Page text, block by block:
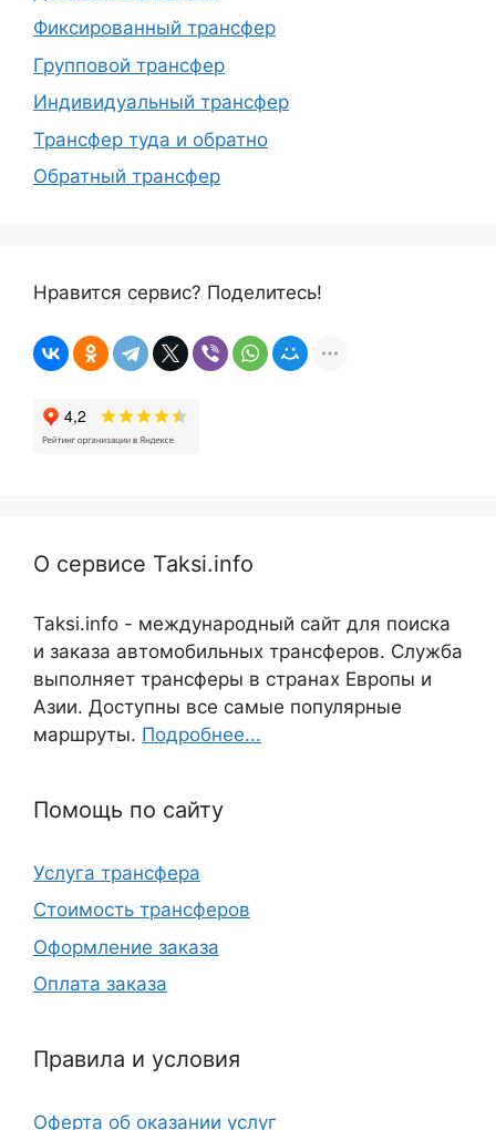
Фиксированный трансфер
Групповой трансфер
Индивидуальный трансфер
Трансфер туда и обратно
Обратный трансфер
Нравится сервис? Поделитесь!
О сервисе Taksi.info
Taksi.info - международный сайт для поиска
и заказа автомобильных трансферов. Служба
выполняет трансферы в странах Европы и
Азии. Доступны все самые популярные
маршруты. Подробнее...
Помощь по сайту
Услуга трансфера
Стоимость трансферов
Оформление заказа
Оплата заказа
Правила и условия
Оферта об оказании услуг